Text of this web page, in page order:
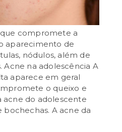
compromete a
aparecimento de
nódulos, além de
Acne na adolescência A
aparece em geral
o queixo e
acne do adolescente
bochechas. A acne da